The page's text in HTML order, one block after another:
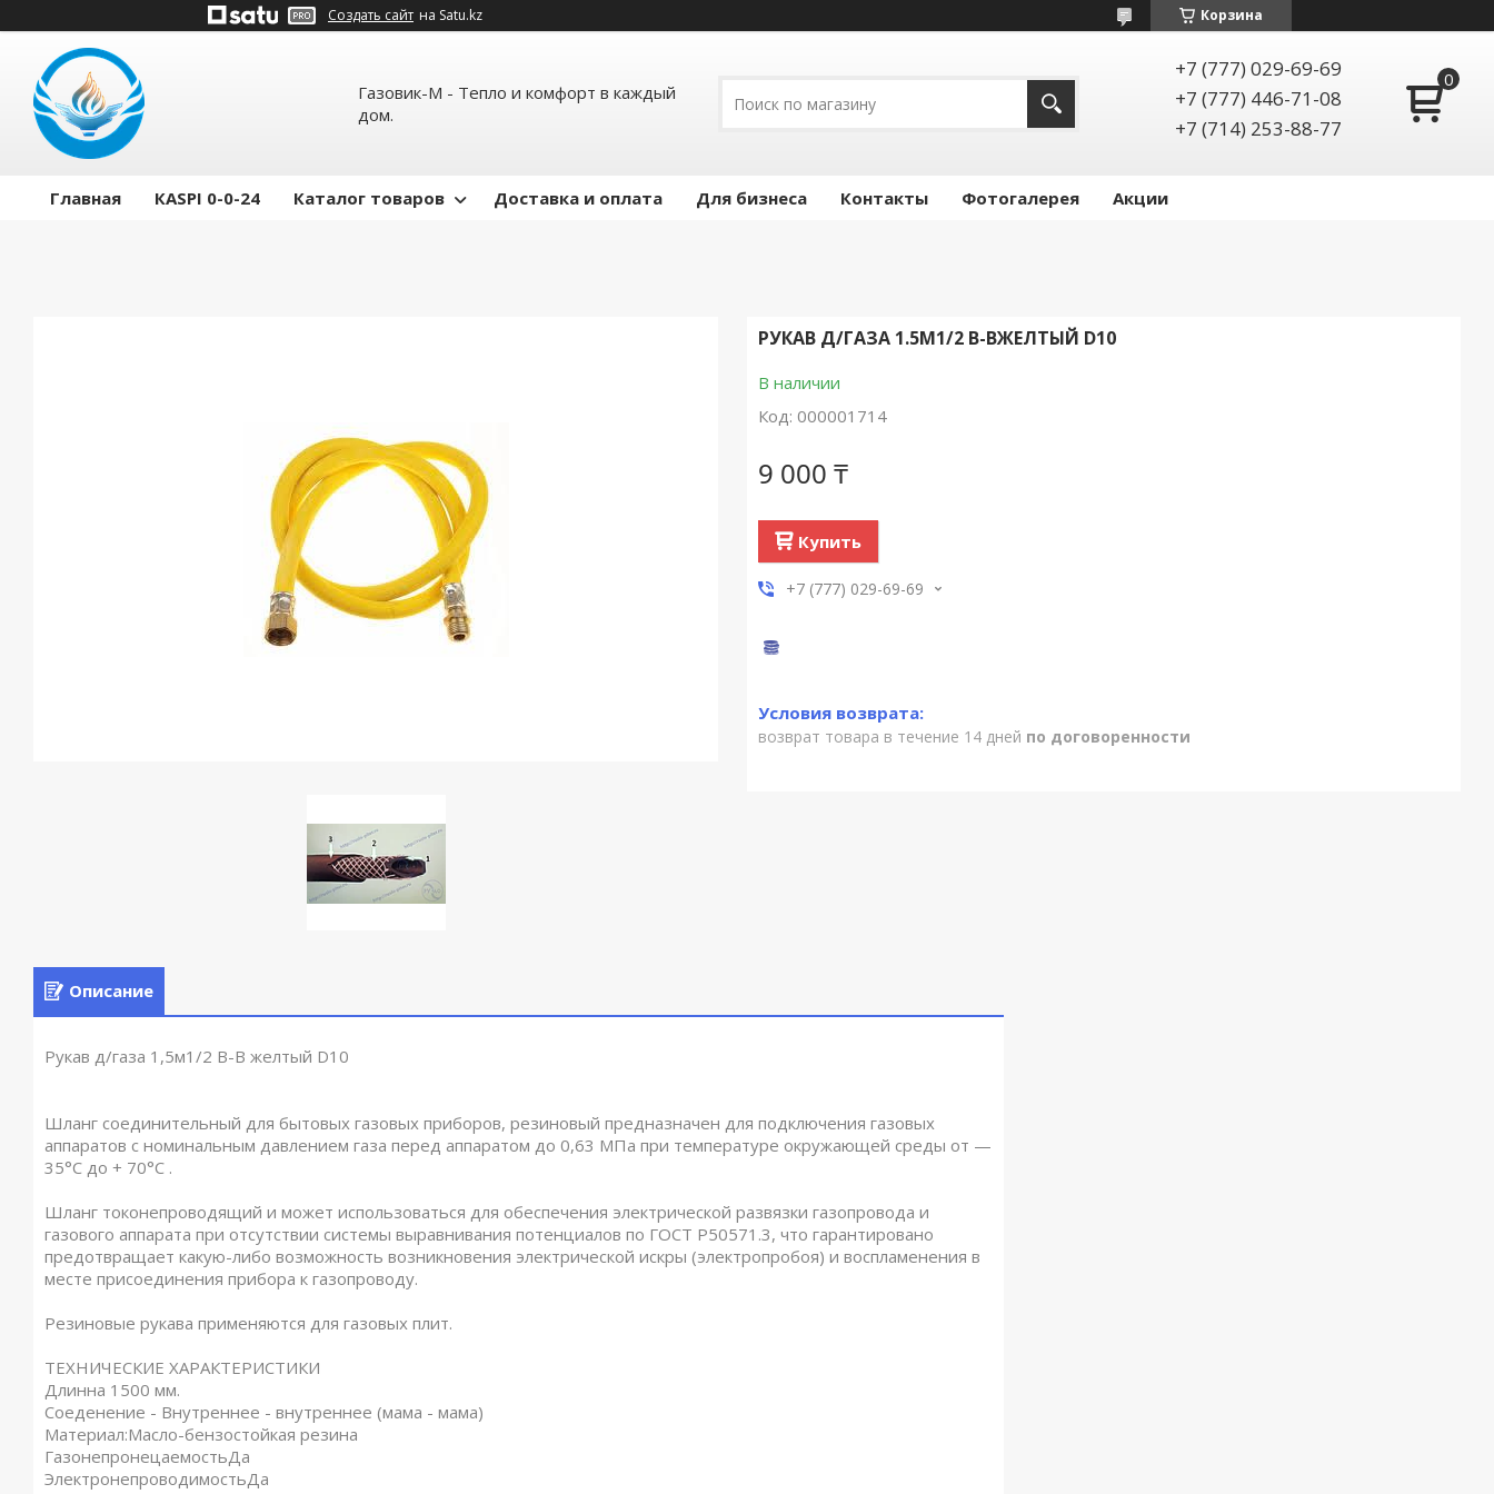
Создать сайт на Satu.kz Корзина
Газовик-М - Тепло и комфорт в каждый
дом.
+7 (777) 029-69-69
+7 (777) 446-71-08
+7 (714) 253-88-77
Главная КASPI 0-0-24 Каталог товаров Доставка и оплата Для бизнеса Контакты Фотогалерея Акции
РУКАВ Д/ГАЗА 1.5М1/2 В-ВЖЕЛТЫЙ D10
В наличии
Код: 000001714
9 000 ₸
Купить
+7 (777) 029-69-69
возврат товара в течение 14 дней по договоренности
Описание
Рукав д/газа 1,5м1/2 В-В желтый D10
Шланг соединительный для бытовых газовых приборов, резиновый предназначен для подключения газовых
аппаратов с номинальным давлением газа перед аппаратом до 0,63 МПа при температуре окружающей среды от —
35°С до + 70°С .
Шланг токонепроводящий и может использоваться для обеспечения электрической развязки газопровода и
газового аппарата при отсутствии системы выравнивания потенциалов по ГОСТ Р50571.3, что гарантировано
предотвращает какую-либо возможность возникновения электрической искры (электропробоя) и воспламенения в
месте присоединения прибора к газопроводу.
Резиновые рукава применяются для газовых плит.
ТЕХНИЧЕСКИЕ ХАРАКТЕРИСТИКИ
Длинна 1500 мм.
Соеденение - Внутреннее - внутреннее (мама - мама)
Материал:Масло-бензостойкая резина
ГазонепронецаемостьДа
ЭлектронепроводимостьДа